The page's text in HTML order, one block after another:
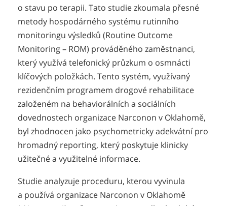
o stavu po terapii. Tato studie zkoumala přesné
metody hospodárného systému rutinního
monitoringu výsledků (Routine Outcome
Monitoring – ROM) prováděného zaměstnanci,
který využívá telefonický průzkum o osmnácti
klíčových položkách. Tento systém, využívaný
rezidenčním programem drogové rehabilitace
založeném na behaviorálních a sociálních
dovednostech organizace Narconon v Oklahomě,
byl zhodnocen jako psychometricky adekvátní pro
hromadný reporting, který poskytuje klinicky
užitečné a využitelné informace.
Studie analyzuje proceduru, kterou vyvinula
a používá organizace Narconon v Oklahomě